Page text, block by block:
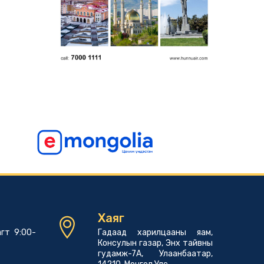
9:00-
Хаяг
Гадаад харилцааны яам,
Консулын газар, Энх тайвны
гудамж-7А, Улаанбаатар,